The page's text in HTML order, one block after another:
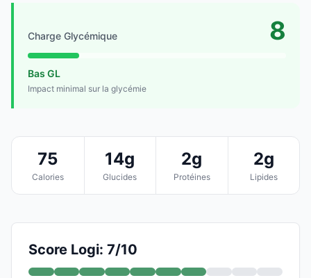
Charge Glycémique 8
Bas GL
Impact minimal sur la glycémie
75
Calories
14g
Glucides
2g
Protéines
2g
Lipides
Score Logi: 7/10